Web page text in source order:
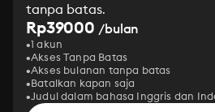
tanpa batas.
Rp39000 /bulan
1 akun
Akses Tanpa Batas
Akses bulanan tanpa batas
Batalkan kapan saja
Judul dalam bahasa Inggris dan